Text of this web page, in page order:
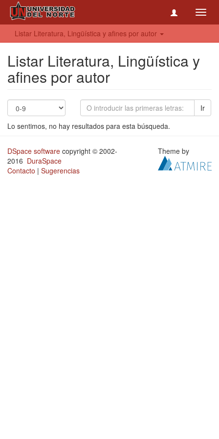
Listar Literatura, Lingüística y afines por autor
Listar Literatura, Lingüística y
afines por autor
Ir
Lo sentimos, no hay resultados para esta búsqueda.
DSpace software copyright © 2002-
2016 DuraSpace
Contacto | Sugerencias
Theme by